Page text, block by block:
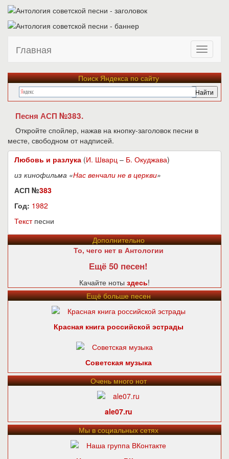
Главная
Поиск Яндекса по сайту
Песня АСП №383.
Откройте спойлер, нажав на кнопку-заголовок песни в
месте, свободном от надписей.
Любовь и разлука (И. Шварц – Б. Окуджава)
из кинофильма «Нас венчали не в церкви»
АСП №383
Год: 1982
Текстпесни
Дополнительно
То, чего нет в Антологии
Ещё 50 песен!
Качайте ноты здесь!
Ещё больше песен
Красная книга российской эстрады
Советская музыка
Очень много нот
ale07.ru
Мы в социальных сетях